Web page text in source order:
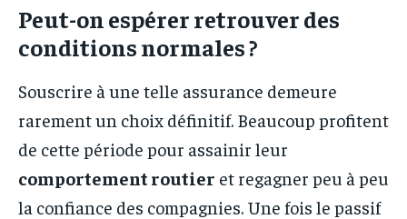
Peut-on espérer retrouver des
conditions normales ?
Souscrire à une telle assurance demeure
rarement un choix définitif. Beaucoup profitent
de cette période pour assainir leur
comportement routier et regagner peu à peu
la confiance des compagnies. Une fois le passif